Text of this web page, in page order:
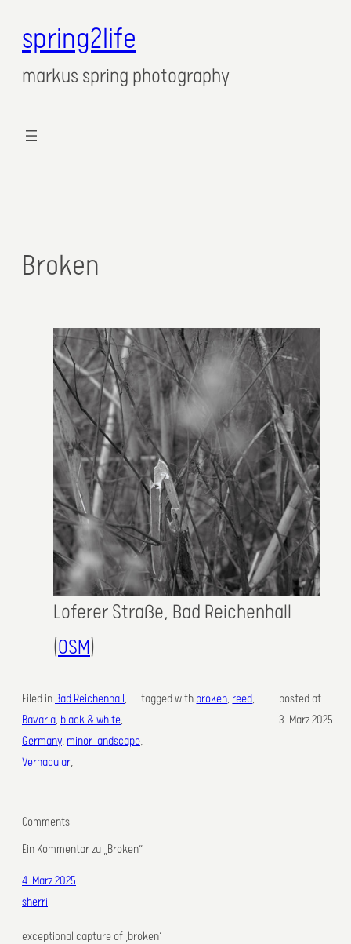
spring2life
markus spring photography
Broken
Loferer Straße, Bad Reichenhall
(OSM)
Filed in Bad Reichenhall
Bavaria, black & white
Germany, minor landscape
Vernacular,
tagged with broken, reed,
posted at
3. März 2025
Comments
Ein Kommentar zu „Broken“
4. März 2025
sherri
exceptional capture of ‚broken‘